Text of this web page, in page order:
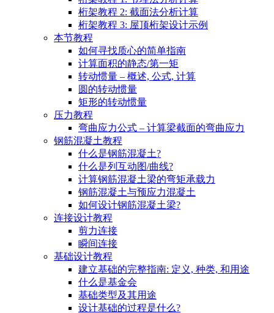
桁架教程 2: 截面法分析计算
桁架教程 3: 屋顶桁架设计示例
本节教程
如何寻找质心的简单指南
计算面积的静态/第一矩
转动惯量 – 概述, 公式, 计算
圆的转动惯量
矩形的转动惯量
压力教程
弯曲应力公式 – 计算梁截面的弯曲应力
钢筋混凝土教程
什么是钢筋混凝土?
什么是列互动图/曲线?
计算钢筋混凝土梁的弯矩承载力
钢筋混凝土与预应力混凝土
如何设计钢筋混凝土梁?
连接设计教程
剪力连接
瞬间连接
基础设计教程
建立基础的完整指南: 定义, 种类, 和用途
什么是基金会
基础类型及其用途
设计基础的过程是什么?